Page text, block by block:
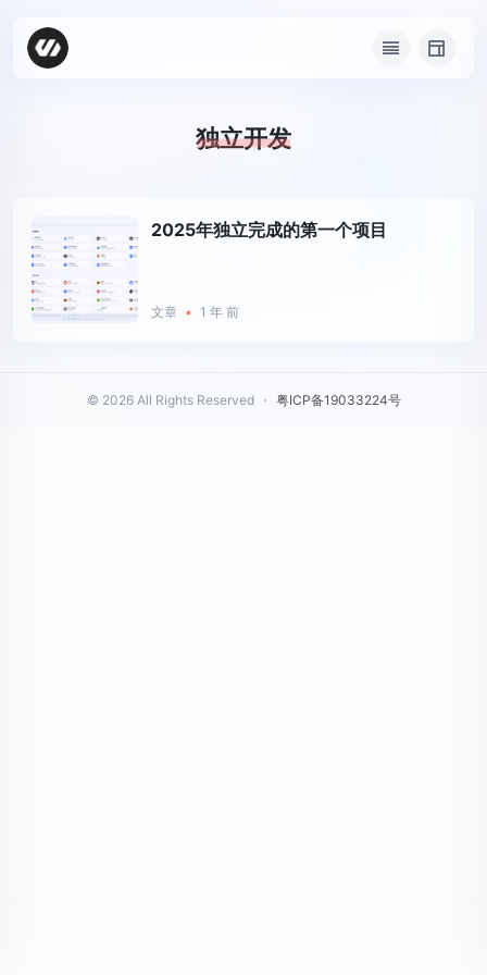
独立开发
2025年独立完成的第一个项目
文章 • 1 年 前
© 2026 All Rights Reserved ⋅ 粤ICP备19033224号